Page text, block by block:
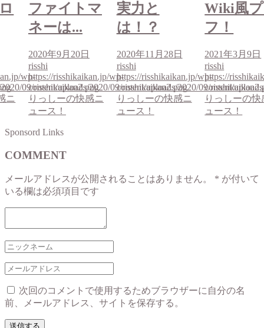
wp-
09/risshikaikan2.png
ニ
ファイトマ
ネーは...
2020年9月20日
risshi
https://risshikaikan.jp/wp-
content/uploads/2020/09/risshikaikan2.png
りっしーの快感ニ
ュース！
実力と
は！？
2020年11月28日
risshi
https://risshikaikan.jp/wp-
content/uploads/2020/09/
りっしーの快感ニ
ュース！
Wiki風
フ！
2021年3月9日
risshi
https://
content/
りっしーの快
ュース！
Sponsord Links
COMMENT
メールアドレスが公開されることはありません。 * が付いて
いる欄は必須項目です
次回のコメントで使用するためブラウザーに自分の名
前、メールアドレス、サイトを保存する。